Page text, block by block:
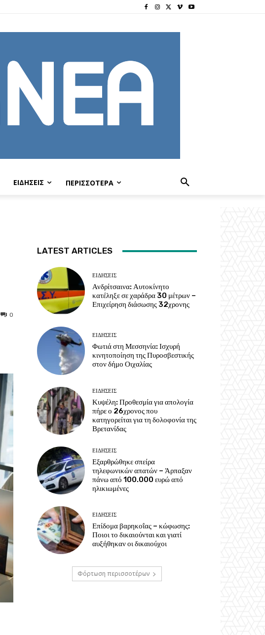
EIΔΗΣΕΙΣ ΠΕΡΙΣΣΟΤΕΡΑ
0
LATEST ARTICLES
ΕΙΔΗΣΕΙΣ
Ανδρίτσαινα: Αυτοκίνητο
κατέληξε σε χαράδρα 30 μέτρων –
Επιχείρηση διάσωσης 32χρονης
ΕΙΔΗΣΕΙΣ
Φωτιά στη Μεσσηνία: Ισχυρή
κινητοποίηση της Πυροσβεστικής
στον δήμο Οιχαλίας
ΕΙΔΗΣΕΙΣ
Κυψέλη: Προθεσμία για απολογία
πήρε ο 26χρονος που
κατηγορείται για τη δολοφονία της
Βρετανίδας
ΕΙΔΗΣΕΙΣ
Εξαρθρώθηκε σπείρα
τηλεφωνικών απατών – Άρπαξαν
πάνω από 100.000 ευρώ από
ηλικιωμένες
ΕΙΔΗΣΕΙΣ
Επίδομα βαρηκοΐας – κώφωσης:
Ποιοι το δικαιούνται και γιατί
αυξήθηκαν οι δικαιούχοι
Φόρτωση περισσοτέρων